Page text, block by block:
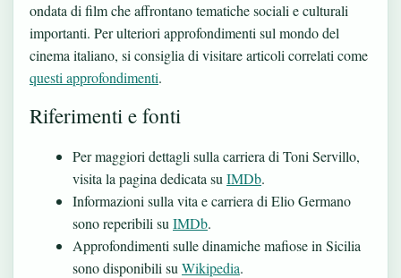
ondata di film che affrontano tematiche sociali e culturali
importanti. Per ulteriori approfondimenti sul mondo del
cinema italiano, si consiglia di visitare articoli correlati come
questi approfondimenti.
Riferimenti e fonti
Per maggiori dettagli sulla carriera di Toni Servillo,
visita la pagina dedicata su IMDb.
Informazioni sulla vita e carriera di Elio Germano
sono reperibili su IMDb.
Approfondimenti sulle dinamiche mafiose in Sicilia
sono disponibili su Wikipedia.